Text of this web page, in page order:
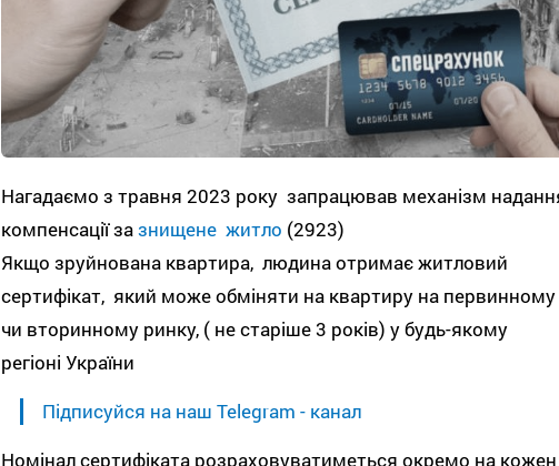
Нагадаємо з травня 2023 року запрацював механізм
компенсації зазнищене житло (2923)
Якщо зруйнована квартира, людина отримає житловий
сертифікат, який може обміняти на квартиру на первинному
чи вторинному ринку, ( не старіше 3 років) у будь-якому
регіоні України
Підписуйся на наш Telegram - канал
Номінал сертифіката розраховуватиметься окремо на кожен